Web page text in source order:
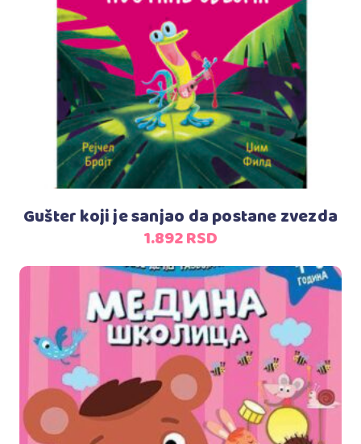
Dodaj u korpu
Gušter koji je sanjao da postane zvezda
1.892RSD
Dodaj u korpu